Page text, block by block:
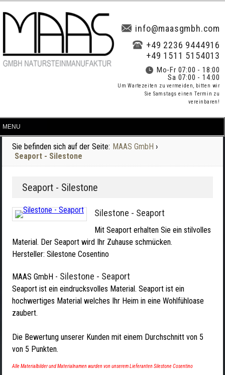
info@maasgmbh.com
+49 2236 9444916
+49 1511 5154013
Mo-Fr 07:00 - 18:00
Sa 07:00 - 14:00
Um Wartezeiten zu vermeiden, bitten wir
Sie Samstags einen Termin zu
vereinbaren!
Sie befinden sich auf der Seite: MAAS GmbH ›
Seaport - Silestone
Seaport - Silestone
Silestone - Seaport
Mit Seaport erhalten Sie ein stilvolles
Material. Der Seaport wird Ihr Zuhause schmücken.
Hersteller: Silestone Cosentino
MAAS GmbH - Silestone - Seaport
Seaport ist ein eindrucksvolles Material. Seaport ist ein
hochwertiges Material welches Ihr Heim in eine Wohlfühloase
zaubert.
Die Bewertung unserer Kunden mit einem Durchschnitt von 5
von 5 Punkten.
Alle Materialbilder und Materialnamen wurden von unserem Lieferanten Silestone Cosentino